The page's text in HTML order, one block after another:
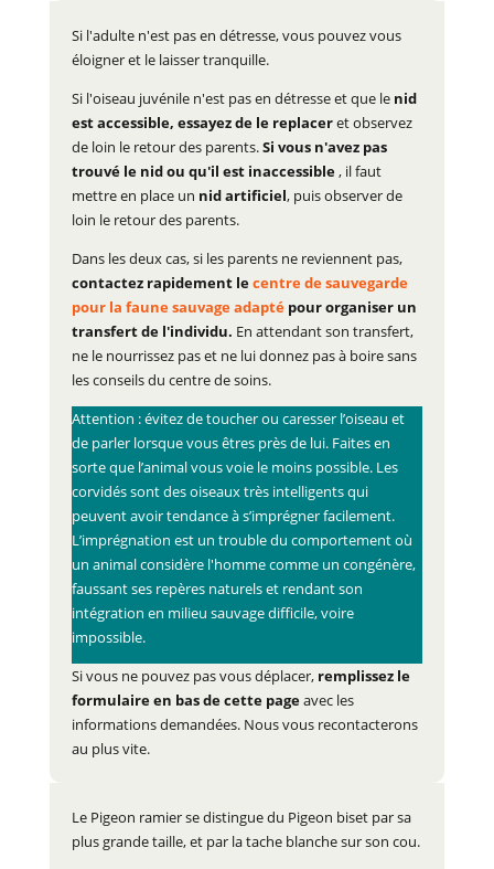
Si l'adulte n'est pas en détresse, vous pouvez vous
éloigner et le laisser tranquille.
Si l'oiseau juvénile n'est pas en détresse et que le nid
est accessible, essayez de le replaceret observez
de loin le retour des parents.Si vous n'avez pas
trouvé le nid ou qu'il est inaccessible, il faut
mettre en place un nid artificiel, puis observer de
loin le retour des parents.
Dans les deux cas, si les parents ne reviennent pas,
contactez rapidement lecentre de sauvegarde
pour la faune sauvage adaptépour organiser un
transfert de l'individu. En attendant son transfert,
ne le nourrissez pas et ne lui donnez pas à boire sans
les conseils du centre de soins.
Attention : évitez de toucher ou caresser l’oiseau et
de parler lorsque vous êtres près de lui. Faites en
sorte que l’animal vous voie le moins possible. Les
corvidés sont des oiseaux très intelligents qui
peuvent avoir tendance à s’imprégner facilement.
L’imprégnation est un trouble du comportement où
un animal considère l'homme comme un congénère,
faussant ses repères naturels et rendant son
intégration en milieu sauvage difficile, voire
impossible.
Si vous ne pouvez pas vous déplacer, remplissez le
formulaire en bas de cette pageavec les
informations demandées. Nous vous recontacterons
au plus vite.
Le Pigeon ramier se distingue du Pigeon biset par sa
plus grande taille, et par la tache blanche sur son cou.